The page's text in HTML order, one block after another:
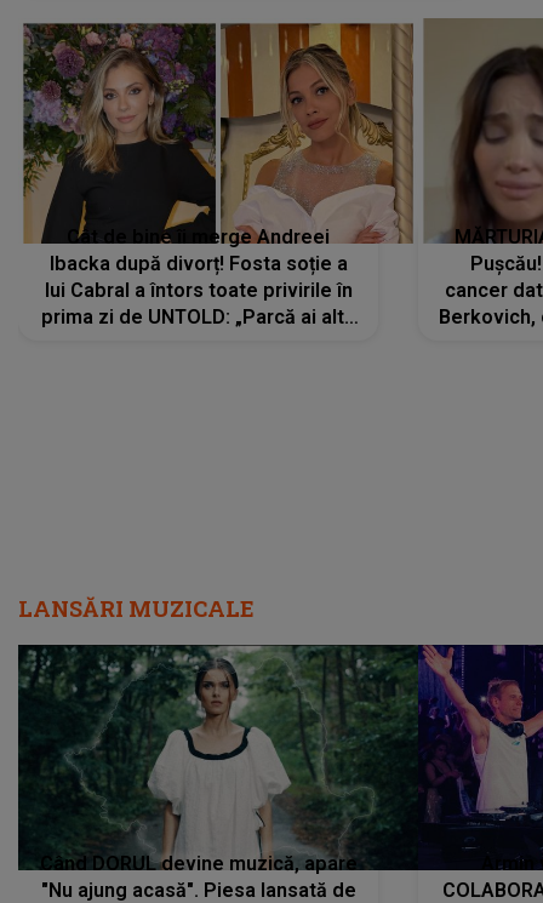
Cât de bine îi merge Andreei
Ibacka după divorț! Fosta soție a
lui Cabral a întors toate privirile în
prima zi de UNTOLD: „Parcă ai altă
cancer
Berkovich,
LANSĂRI MUZICALE
Când DORUL devine muzică, apare
"Nu ajung acasă". Piesa lansată de